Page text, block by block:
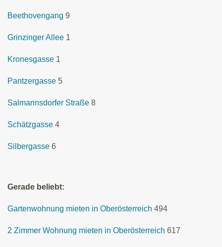
Beethovengang 9
Grinzinger Allee 1
Kronesgasse 1
Pantzergasse 5
Salmannsdorfer Straße 8
Schätzgasse 4
Silbergasse 6
Gerade beliebt:
Gartenwohnung mieten in Oberösterreich 494
2 Zimmer Wohnung mieten in Oberösterreich 617